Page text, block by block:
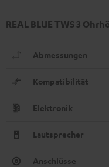
REAL BLUE TWS 3
Abmessungen
Kompatibilität
Elektronik
Lautsprecher
Anschlüsse